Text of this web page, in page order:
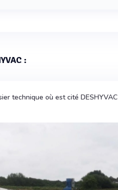
:
technique où est cité DESHYVAC